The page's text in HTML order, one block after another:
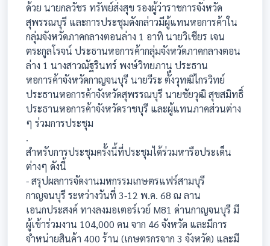
ด้วย นายกลวัชร ทรัพย์ส่งสุข รองผู้ว่าราชการจังหวัด
สุพรรณบุรี และการประชุมดังกล่าวมีผู้แทนหอการค้าใน
กลุ่มจังหวัดภาคกลางตอนล่าง 1 อาทิ นายวิเชียร เจน
ตระกูลโรจน์ ประธานหอการค้ากลุ่มจังหวัดภาคกลางตอน
ล่าง 1 นางสาวณัฐรินทร์ พงษ์วิทยภานุ ประธาน
หอการค้าจังหวัดกาญจนบุรี นายวีระ ตั้งวุทฒิไกรวิทย์
ประธานหอการค้าจังหวัดสุพรรณบุรี นายชัยวุฒิ สุขสมิทธิ์
ประธานหอการค้าจังหวัดราชบุรี และผู้แทนภาคส่วนต่าง
ๆ ร่วมการประชุม
.
สำหรับการประชุมครั้งนี้ที่ประชุมได้ร่วมหารือประเด็น
ต่างๆ ดังนี้
- สรุปผลการจัดงานมหกรรมเกษตรแฟร์สามบุรี
กาญจนบุรี ระหว่างวันที่ 3-12 พ.ค. 68 ณ ลาน
เอนกประสงค์ ทางลงมอเตอร์เวย์ M81 ด่านกาญจนบุรี มี
ผู้เข้าร่วมงาน 104,000 คน จาก 46 จังหวัด และมีการ
จำหน่ายสินค้า 400 ร้าน (เกษตรกรจาก 3 จังหวัด) และมี